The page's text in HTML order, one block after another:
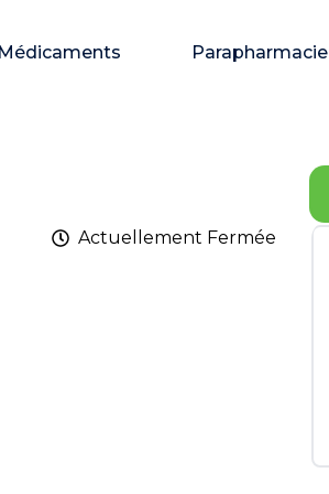
Médicaments Parapharmacie
Actuellement Fermée